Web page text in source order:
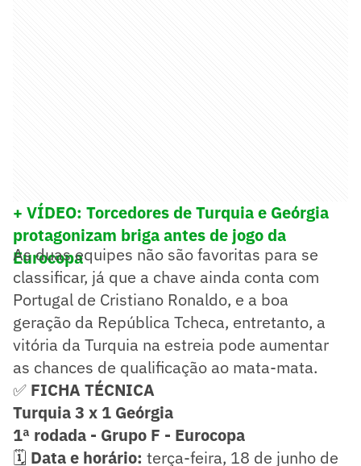
+ VÍDEO: Torcedores de Turquia e Geórgia
protagonizam briga antes de jogo da
Eurocopa
As duas equipes não são favoritas para se
classificar, já que a chave ainda conta com
Portugal de Cristiano Ronaldo, e a boa
geração da República Tcheca, entretanto, a
vitória da Turquia na estreia pode aumentar
as chances de qualificação ao mata-mata.
✅ FICHA TÉCNICA
Turquia 3 x 1 Geórgia
1ª rodada - Grupo F - Eurocopa
🗓️ Data e horário: terça-feira, 18 de junho de